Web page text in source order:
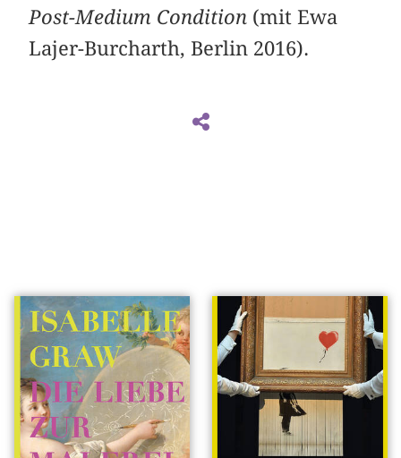
Post-Medium Condition (mit Ewa
Lajer-Burcharth, Berlin 2016).